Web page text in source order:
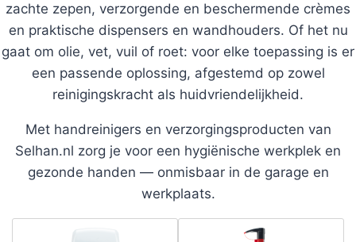
zachte zepen, verzorgende en beschermende crèmes
en praktische dispensers en wandhouders. Of het nu
gaat om olie, vet, vuil of roet: voor elke toepassing is er
een passende oplossing, afgestemd op zowel
reinigingskracht als huidvriendelijkheid.
Met handreinigers en verzorgingsproducten van
Selhan.nl zorg je voor een hygiënische werkplek en
gezonde handen — onmisbaar in de garage en
werkplaats.